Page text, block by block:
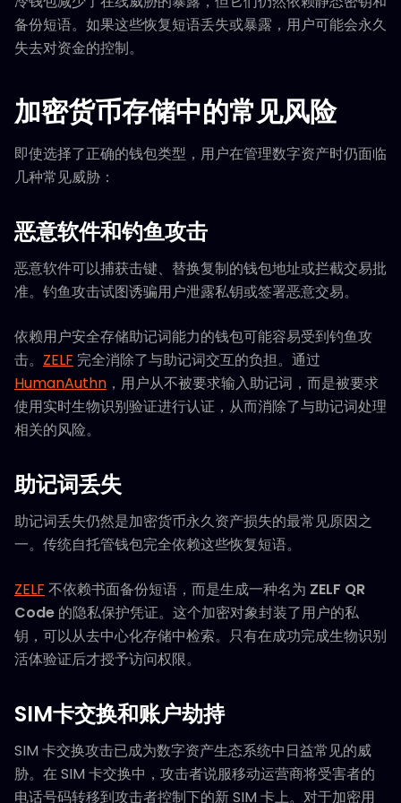
备份短语。如果这些恢复短语丢失或暴露，用户可能会永久
失去对资金的控制。
加密货币存储中的常见风险
即使选择了正确的钱包类型，用户在管理数字资产时仍面临
几种常见威胁：
恶意软件和钓鱼攻击
恶意软件可以捕获击键、替换复制的钱包地址或拦截交易批
准。钓鱼攻击试图诱骗用户泄露私钥或签署恶意交易。
依赖用户安全存储助记词能力的钱包可能容易受到钓鱼攻
击。 ZELF 完全消除了与助记词交互的负担。通过
HumanAuthn ，用户从不被要求输入助记词，而是被要求
使用实时生物识别验证进行认证，从而消除了与助记词处理
相关的风险。
助记词丢失
助记词丢失仍然是加密货币永久资产损失的最常见原因之
一。传统自托管钱包完全依赖这些恢复短语。
ZELF 不依赖书面备份短语，而是生成一种名为 ZELF QR
Code 的隐私保护凭证。这个加密对象封装了用户的私
钥，可以从去中心化存储中检索。只有在成功完成生物识别
活体验证后才授予访问权限。
SIM卡交换和账户劫持
SIM 卡交换攻击已成为数字资产生态系统中日益常见的威
胁。在 SIM 卡交换中，攻击者说服移动运营商将受害者的
电话号码转移到攻击者控制下的新 SIM 卡上。对于加密用